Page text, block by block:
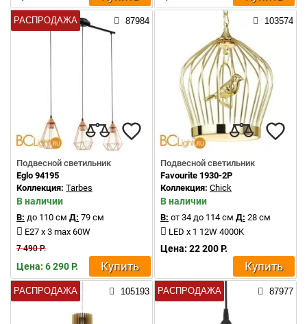
РАСПРОДАЖА 87984
Подвесной светильник
Eglo 94195
Коллекция: Tarbes
В наличии
В: до 110 см Д: 79 см
E27 x 3 max 60W
7 490 Р.
Цена: 6 290 Р. Купить
103574
Подвесной светильник
Favourite 1930-2P
Коллекция: Chick
В наличии
В: от 34 до 114 см Д: 28 см
LED x 1 12W 4000K
Цена: 22 200 Р.
Купить
РАСПРОДАЖА 105193 РАСПРОДАЖА 87977